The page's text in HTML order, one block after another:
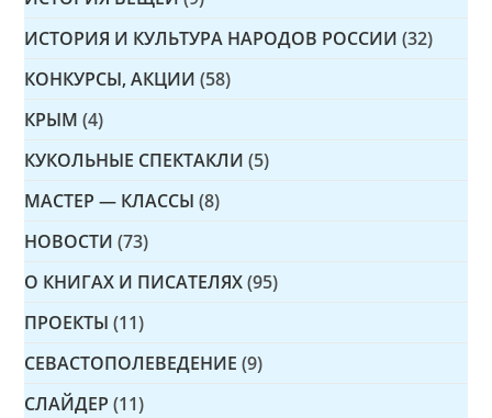
ИСТОРИЯ И КУЛЬТУРА НАРОДОВ РОССИИ (32)
КОНКУРСЫ, АКЦИИ (58)
КРЫМ (4)
КУКОЛЬНЫЕ СПЕКТАКЛИ (5)
МАСТЕР — КЛАССЫ (8)
НОВОСТИ (73)
О КНИГАХ И ПИСАТЕЛЯХ (95)
ПРОЕКТЫ (11)
СЕВАСТОПОЛЕВЕДЕНИЕ (9)
СЛАЙДЕР (11)